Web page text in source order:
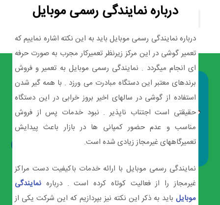
درباره نمایندگی رسمی موبایل
درباره نمایندگی رسمی موبایل باید به این نکته اشاره نماییم که
تعمیر گوشی در این مرکز زیرنظر تعمیرکار مجرب به صورت حرفه
ای انجام میگردد . نمایندگی رسمی موبایل به تعمیر و فروش
برندهای معتبر این دستگاه مبادرت می ورزد . با همه گیر شدن
استفاده از گوشی در سالهای اخیر بروز خرابی در این دستگاه
حقیقتی است اجتناب ناپذیر . نبود خدمات پس از فروش
مناسب و عدم حضور کمپانی ها در بازار باعث پیدایش
تعمیرگاههای غیرمجاز زیادی شده است.
نمایندگی رسمی موبایل با ارائه خدمات باکیفیت دست مراکز
غیرمجاز را از فعالیت کوتاه کرده است . درباره نمایندگی
موبایل باید به ذکر این نکته نیز بپردازیم که این شرکت یکی از